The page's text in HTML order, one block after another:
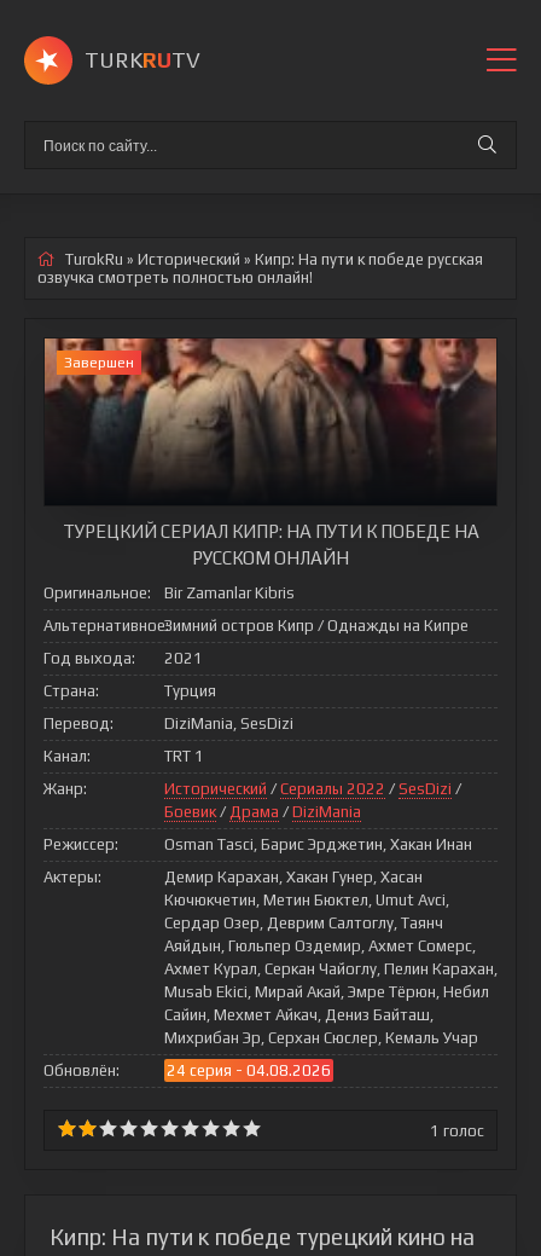
TURKRUTV
TurokRu » Исторический » Кипр: На пути к победе русская
озвучка смотреть полностью онлайн!
Завершен
ТУРЕЦКИЙ СЕРИАЛ КИПР: НА ПУТИ К ПОБЕДЕ НА
РУССКОМ ОНЛАЙН
Оригинальное:
Bir Zamanlar Kibris
Альтернативное:Зимний остров Кипр / Однажды на Кипре
Год выхода:
2021
Страна:
Турция
Перевод:
DiziMania, SesDizi
Канал:
TRT 1
Жанр:
Исторический / Сериалы 2022 / SesDizi /
Боевик/ Драма / DiziMania
Режиссер:
Osman Tasci, Барис Эрджетин, Хакан Инан
Актеры:
Демир Карахан, Хакан Гунер, Хасан
Кючюкчетин, Метин Бюктел, Umut Avci,
Сердар Озер, Деврим Салтоглу, Таянч
Аяйдын, Гюльпер Оздемир, Ахмет Сомерс,
Ахмет Курал, Серкан Чайоглу, Пелин Карахан,
Musab Ekici, Мирай Акай, Эмре Тёрюн, Небил
Сайин, Мехмет Айкач, Дениз Байташ,
Михрибан Эр, Серхан Сюслер, Кемаль Учар
Обновлён:
24 серия - 04.08.2026
1 голос
Кипр: На пути к победе турецкий кино на